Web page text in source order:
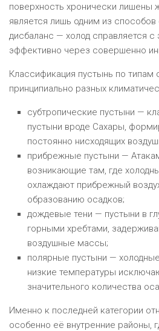
поверхность хронически лишены
является лишь одним из способов
дисбаланс — холод справляется с
эффективно через совершенно
Классификация пустынь по типам
принципиально разных
субтропические пустыни —
пустыни вроде Сахары,
постоянно нисходящих
прибрежные пустыни —
возникающие там, где
охлаждают прибрежный
образованию осадков;
дождевые тени — пустыни в
горными хребтами,
воздушные массы;
полярные пустыни —
низкие температуры
значительного количества
Именно к последней категории
особенно её внутренние районы,